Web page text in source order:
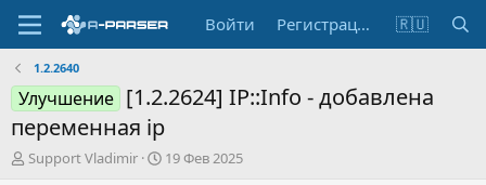
Войти Регистрация 🇷🇺
1.2.2640
Улучшение [1.2.2624] IP::Info - добавлена
переменная ip
А
Support Vladimir
Д
19 Фев 2025